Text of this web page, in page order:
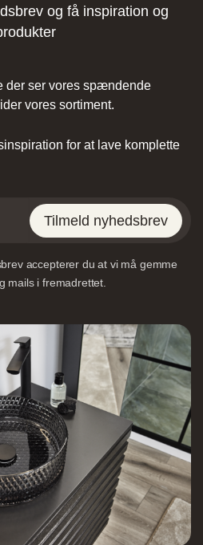
og få inspiration og
der ser vores spændende
vores sortiment.
for at lave komplette
Tilmeld nyhedsbrev
accepterer du at vi må gemme
mails i fremadrettet.
6, 6760 Ribe,
Holstebro,